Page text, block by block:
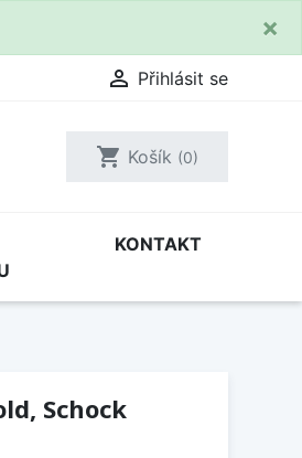
×
 Přihlásit se
shopping_cart Košík (0)
KONTAKT
Schock